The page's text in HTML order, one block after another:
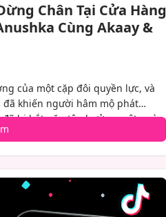
Chân Tại Cửa Hàng
Cùng Akaay &
của một cặp đôi quyền lực, và
khiến người hâm mộ phát
bị bắt gặp tận hưởng một ngày
gái Vamika. Một đoạn video ghi
dấu lần đầu tiên công khai xuất
Hai năm nay.